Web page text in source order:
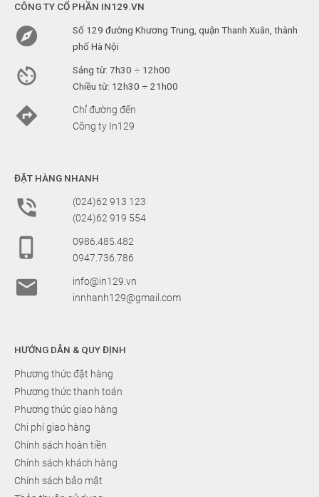
CÔNG TY CỔ PHẦN IN129.VN

Số 129 đường Khương Trung, quận Thanh Xuân, thành
phố Hà Nội

Sáng từ: 7h30 ÷ 12h00
Chiều từ: 12h30 ÷ 21h00

Chỉ đường đến
Công ty In129
ĐẶT HÀNG NHANH

(024)62 913 123
(024)62 919 554

0986.485.482
0947.736.786

info@in129.vn
innhanh129@gmail.com
HƯỚNG DẪN & QUY ĐỊNH
Phương thức đặt hàng
Phương thức thanh toán
Phương thức giao hàng
Chi phí giao hàng
Chính sách hoàn tiền
Chính sách khách hàng
Chính sách bảo mật